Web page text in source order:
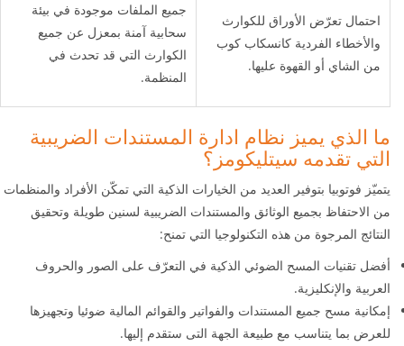
احتمال تعرّض الأوراق للكوارث
والأخطاء الفردية كانسكاب كوب
من الشاي أو القهوة عليها.
جميع الملفات موجودة في بيئة
سحابية آمنة بمعزل عن جميع
الكوارث التي قد تحدث في
المنظمة.
ما الذي يميز نظام ادارة المستندات الضريبية
التي تقدمه سيتليكومز؟
يتميّز فوتوبيا بتوفير العديد من الخيارات الذكية التي تمكّن الأفراد والمنظمات
من الاحتفاظ بجميع الوثائق والمستندات الضريبية لسنين طويلة وتحقيق
النتائج المرجوة من هذه التكنولوجيا التي تمنح:
أفضل تقنيات المسح الضوئي الذكية في التعرّف على الصور والحروف
العربية والإنكليزية.
إمكانية مسح جميع المستندات والفواتير والقوائم المالية ضوئيا وتجهيزها
للعرض بما يتناسب مع طبيعة الجهة التى ستقدم إليها.